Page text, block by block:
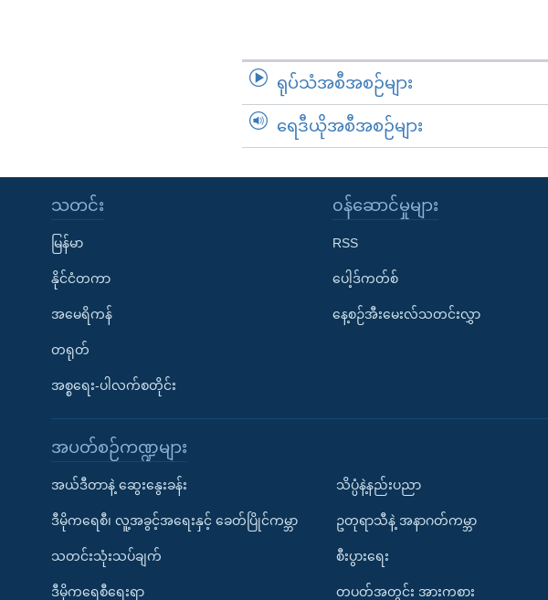
ရုပ်သံအစီအစဉ်များ
ရေဒီယိုအစီအစဉ်များ
သတင်း
မြန်မာ
နိုင်ငံတကာ
အမေရိကန်
တရုတ်
အစ္စရေး-ပါလက်စတိုင်း
၀န်ဆောင်မှုများ
RSS
ပေါ့ဒ်ကတ်စ်
နေ့စဉ်အီးမေးလ်သတင်းလွှာ
အပတ်စဉ်ကဏ္ဍများ
အယ်ဒီတာနဲ့ ဆွေးနွေးခန်း
ဒီမိုကရေစီ၊ လူ့အခွင့်အရေးနှင့် ခေတ်ပြိုင်ကမ္ဘာ
သတင်းသုံးသပ်ချက်
ဒီမိုကရေစီရေးရာ
သိပ္ပံနဲ့နည်းပညာ
ဥတုရာသီနဲ့ အနာဂတ်ကမ္ဘာ
စီးပွားရေး
တပတ်အတွင်း အားကစား